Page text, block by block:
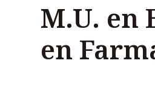
M.U. en
en